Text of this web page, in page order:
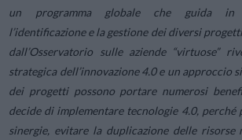
un programma globale che guida in
l’identificazione e la gestione dei diversi
dall’Osservatorio sulle aziende “virtuose”
strategica dell’innovazione 4.0 e un approccio
dei progetti possono portare numerosi
decide di implementare tecnologie 4.0, perché
sinergie, evitare la duplicazione delle risorse